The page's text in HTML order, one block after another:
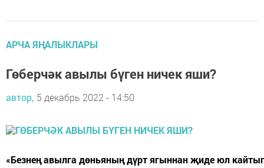
АРЧА ЯҢАЛЫКЛАРЫ
Гөберчәк авылы бүген ничек яши?
автор, 5 декабрь 2022 - 14:50
«Безнең авылга дөньяның дүрт ягыннан җиде юл